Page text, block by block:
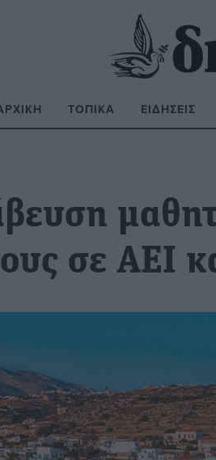
ΤΟΠΙΚΆ ΕΙΔΉΣΕΙΣ
σε ΑΕΙ